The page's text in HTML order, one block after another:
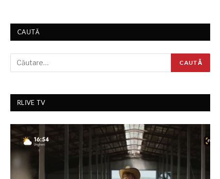
CAUTĂ
RLIVE TV